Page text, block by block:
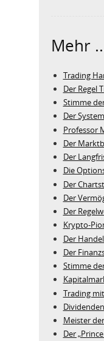
Mehr
Trading
Der Regel
Stimme
Der
Professor
Der
Der
Die
Der
Der
Der
Krypto-
Der
Der
Stimme
Trading
Meister
Der